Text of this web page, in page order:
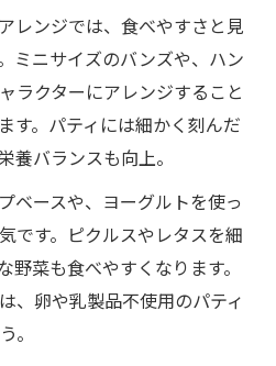
レンジでは、食べやすさと見
ミニサイズのバンズや、ハン
ラクターにアレンジすること
す。パティには細かく刻んだ
養バランスも向上。
ベースや、ヨーグルトを使っ
です。ピクルスやレタスを細
野菜も食べやすくなります。
、卵や乳製品不使用のパティ
。